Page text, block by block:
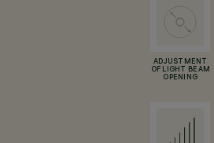
ADJUSTMENT
OF LIGHT BEAM
OPENING